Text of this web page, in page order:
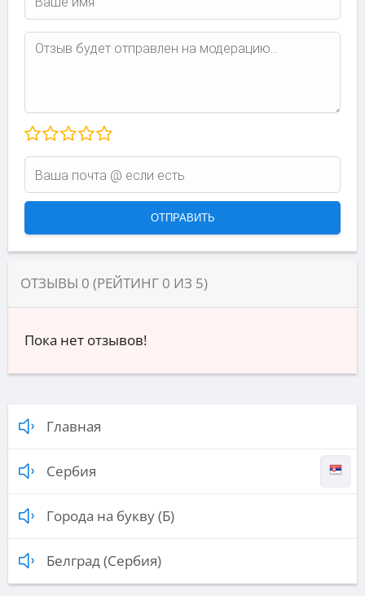
ОТЗЫВЫ 0 (РЕЙТИНГ 0 ИЗ 5)
Пока нет отзывов!
Главная
Сербия
Города на букву (Б)
Белград (Сербия)